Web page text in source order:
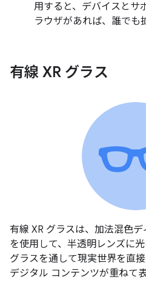
用すると、デバイスとサ
ラウザがあれば、誰でも
有線 XR グラス
有線 XR グラスは、加法混色デ
を使用して、半透明レンズに
グラスを通して現実世界を直
デジタル コンテンツが重ねて